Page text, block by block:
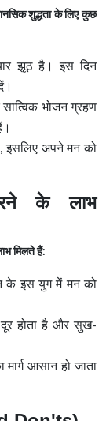
शुद्धता के लिए कुछ
झूठ है। इस दिन
सात्विक भोजन ग्रहण
इसलिए अपने मन को
के लाभ
मिलते हैं:
के इस युग में मन को
होता है और सुख-
आसान हो जाता